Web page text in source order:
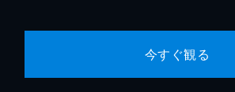
今すぐ観る